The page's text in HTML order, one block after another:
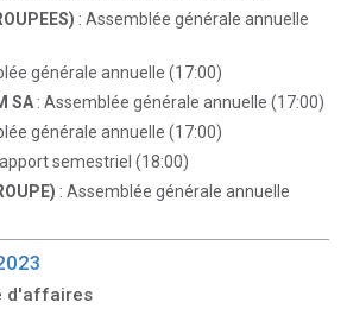
: Assemblée générale annuelle
générale annuelle (17:00)
SA : Assemblée générale annuelle (17:00)
générale annuelle (17:00)
semestriel (18:00)
: Assemblée générale annuelle
d'affaires